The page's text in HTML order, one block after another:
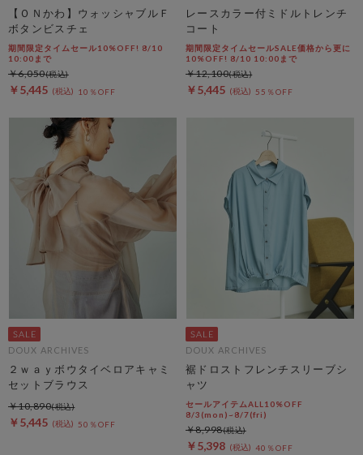
【ＯＮかわ】ウォッシャブルＦ
ボタンビスチェ
期間限定タイムセール10%OFF! 8/10
10:00まで
￥5,445 10％OFF
￥6,050
レースカラー付ミドルトレンチ
コート
期間限定タイムセールSALE価格から更に
10%OFF! 8/10 10:00まで
￥5,445 55％OFF
￥12,100
DOUX ARCHIVES
２ｗａｙボウタイベロアキャミ
セットブラウス
￥5,445 50％OFF
￥10,890
DOUX ARCHIVES
裾ドロストフレンチスリーブシ
ャツ
セールアイテムALL10%OFF
8/3(mon)~8/7(fri)
￥5,398 40％OFF
￥8,998